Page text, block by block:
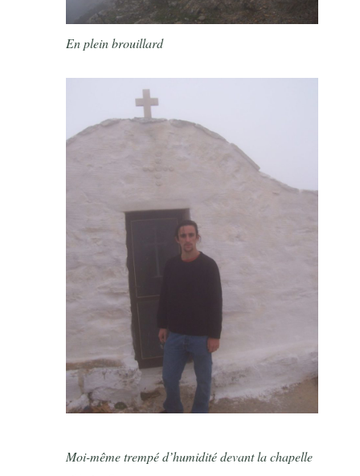
En plein brouillard
Moi-même trempé d’humidité devant la chapelle